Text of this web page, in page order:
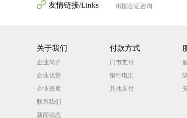
友情链接/Links 出国公证咨询
关于我们
企业简介
企业优势
企业资质
联系我们
新闻动态
付款方式
门市支付
银行电汇
其他支付